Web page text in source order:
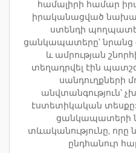
համալիրի համար
իրականացված
ստենդի
ցանկապատերը՝ նրանց
և ամրության
տեղադրվել էին
սանդուղքների
անվտանգություն՝
էստետիկական տեսքը:
ցանկապատերի
տևականությունը, որը
ընդհանուր